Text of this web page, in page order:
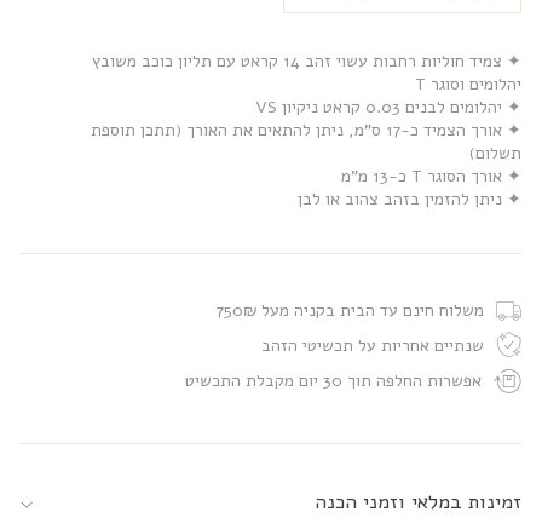
✦ צמיד חוליות רחבות עשוי זהב 14 קראט עם תליון כוכב משובץ
יהלומים וסוגר T
✦ יהלומים לבנים 0.03 קראט ניקיון VS
✦ אורך הצמיד כ-17 ס”מ, ניתן להתאים את האורך (תתכן תוספת
תשלום)
✦ אורך הסוגר T כ-13 מ”מ
✦ ניתן להזמין בזהב צהוב או לבן
משלוח חינם עד הבית בקניה מעל 750₪
שנתיים אחריות על תכשיטי הזהב
אפשרות החלפה תוך 30 יום מקבלת התכשיט
זמינות במלאי וזמני הכנה